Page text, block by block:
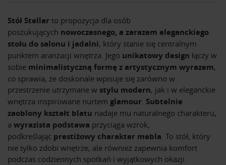
Stół Stellar to propozycja dla osób
poszukujących nowoczesnego, a zarazem eleganckiego
stołu do salonu i jadalni, który stanie się centralnym
punktem aranżacji wnętrza. Jego unikatowy design łączy w
sobie minimalistyczną formę z artystycznym wyrazem,
co sprawia, że doskonale wpisuje się zarówno w
przestrzenie utrzymane w stylu modern, jak i w eleganckie
wnętrza inspirowane nurtem glamour. Subtelnie
zaoblony kształt blatu nadaje mu naturalnego charakteru,
a wyrazista podstawa przyciąga wzrok,
podkreślając prestiżowy charakter mebla. To stół, który
nie tylko zdobi wnętrze, ale również zapewnia komfort
podczas codziennych spotkań i wyjątkowych okazji.